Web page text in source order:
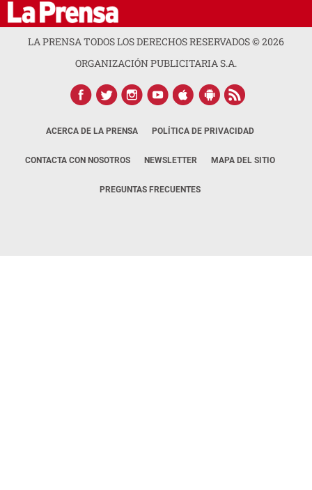
LA PRENSA TODOS LOS DERECHOS RESERVADOS ©2026
ORGANIZACIÓN PUBLICITARIA S.A.
ACERCA DE LA PRENSA POLÍTICA DE PRIVACIDAD
CONTACTA CON NOSOTROS NEWSLETTER MAPA DEL SITIO
PREGUNTAS FRECUENTES